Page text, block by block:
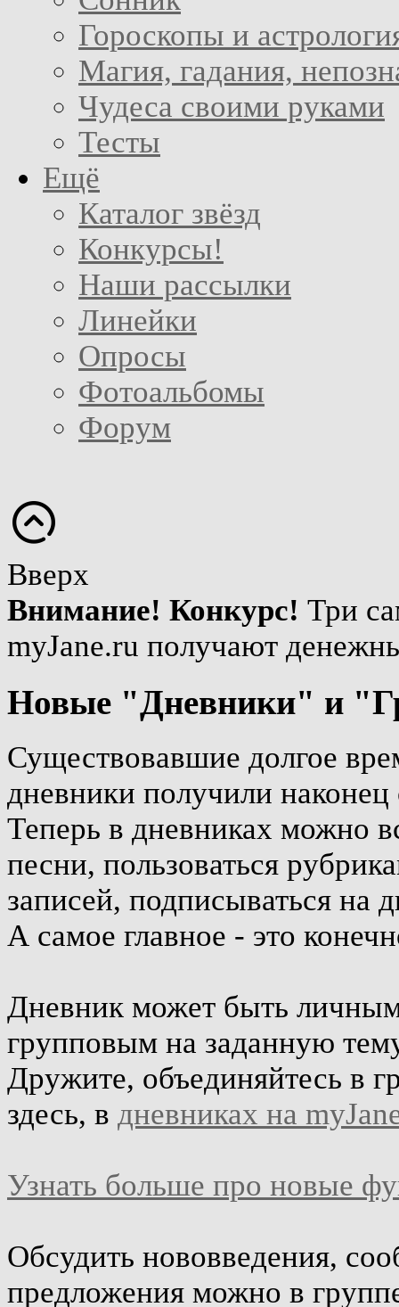
Гороскопы и
Магия, гадания,
Чудеса своими руками
Тесты
Ещё
Каталог звёзд
Конкурсы!
Наши рассылки
Линейки
Опросы
Фотоальбомы
Форум
Вверх
Внимание! Конкурс! Три
myJane.ru получают
Новые "Дневники" и
Существовавшие долгое
дневники получили наконец
Теперь в дневниках можно
песни, пользоваться
записей, подписываться на
А самое главное - это
Дневник может быть
групповым на заданную
Дружите, объединяйтесь в
здесь, в дневниках на
Узнать больше про новые
Обсудить нововведения,
предложения можно в